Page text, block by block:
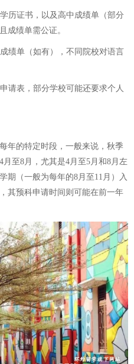
历证书，以及高中成绩单（部分
成绩单需公证。
绩单（如有），不同院校对语言
请表，部分学校可能还要求个人
年的特定时段，一般来说，秋季
至8月，尤其是4月至5月和8月左
期（一般为每年的8月至11月）入
其预科申请时间则可能在前一年